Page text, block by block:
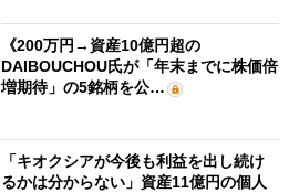
《200万円→資産10億円超の
DAIBOUCHOU氏が「年末までに株価倍
増期待」の5銘柄を公…
「キオクシアが今後も利益を出し続け
るかは分からない」資産11億円の個人